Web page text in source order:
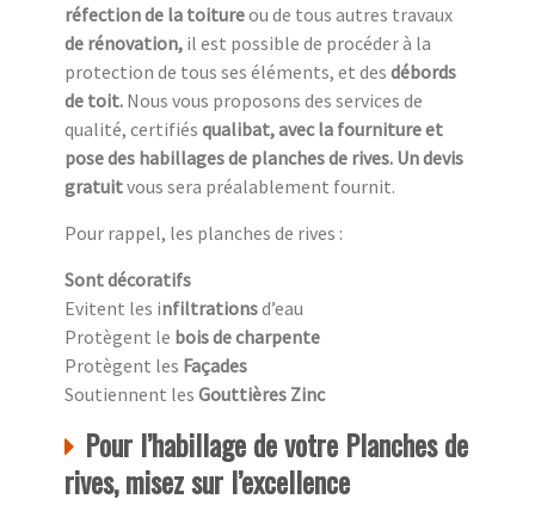
réfection de la toitureou de tous autres travaux
de rénovation, il est possible de procéder à la
protection de tous ses éléments, et des débords
de toit. Nous vous proposons des services de
qualité, certifiés qualibat, avec la fourniture et
pose des habillages de planches de rives. Un devis
gratuitvous sera préalablement fournit.
Pour rappel, les planches de rives :
Sont décoratifs
Evitent les infiltrationsd’eau
Protègent le bois de charpente
Protègent les Façades
Soutiennent les Gouttières Zinc
Pour l’habillage de votre Planches de
rives, misez sur l’excellence